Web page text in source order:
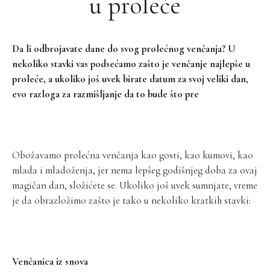
Da li odbrojavate dane do svog prolećnog venčanja? U
nekoliko stavki vas podsećamo zašto je venčanje najlepše u
proleće, a ukoliko još uvek birate datum za svoj veliki dan,
evo razloga za razmišljanje da to bude što pre
Obožavamo prolećna venčanja kao gosti, kao kumovi, kao
mlada i mladoženja, jer nema lepšeg godišnjeg doba za ovaj
magičan dan, složićete se. Ukoliko još uvek sumnjate, vreme
je da obrazložimo zašto je tako u nekoliko kratkih stavki:
Venčanica iz snova